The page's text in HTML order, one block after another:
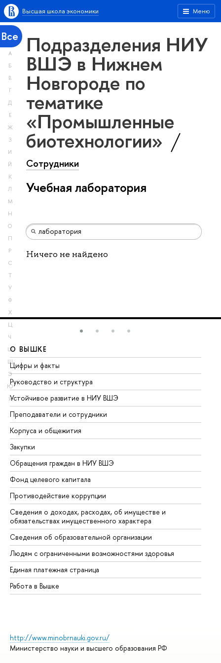
Меню
Высшая школа экономики
Все
А
Б
В
Г
Д
Е
Ж
З
И
Й
К
Л
М
Н
О
П
Р
С
Т
У
Ф
Х
Ц
Ч
Ш
Щ
Э
Ю
Я
Подразделения НИУ
ВШЭ в Нижнем
Новгороде по
тематике
«Промышленные
биотехнологии»
Сотрудники
Учебная лаборатория
Ничего не найдено
О ВЫШКЕ
Цифры и факты
Руководство и структура
Устойчивое развитие в НИУ ВШЭ
Преподаватели и сотрудники
Корпуса и общежития
Закупки
Обращения граждан в НИУ ВШЭ
Фонд целевого капитала
Противодействие коррупции
Сведения о доходах, расходах, об имуществе и
обязательствах имущественного характера
Сведения об образовательной организации
Людям с ограниченными возможностями здоровья
Единая платежная страница
Работа в Вышке
http://www.minobrnauki.gov.ru/
Министерство науки и высшего образования РФ